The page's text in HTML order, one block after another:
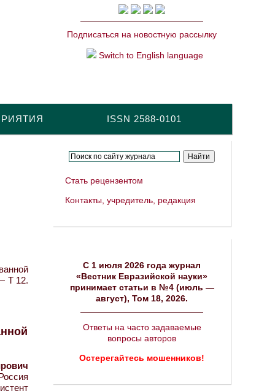
Подписаться на новостную рассылку
Switch to English language
ISSN 2588-0101
Т 12.
Стать рецензентом
Контакты, учредитель, редакция
C 1 июля 2026 года журнал
«Вестник Евразийской науки»
принимает статьи в №4 (июль —
август), Том 18, 2026.
Ответы на часто задаваемые
вопросы авторов
Остерегайтесь мошенников!